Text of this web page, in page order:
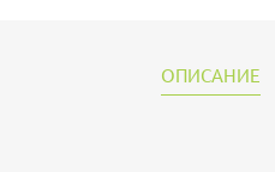
ОПИСАНИЕ